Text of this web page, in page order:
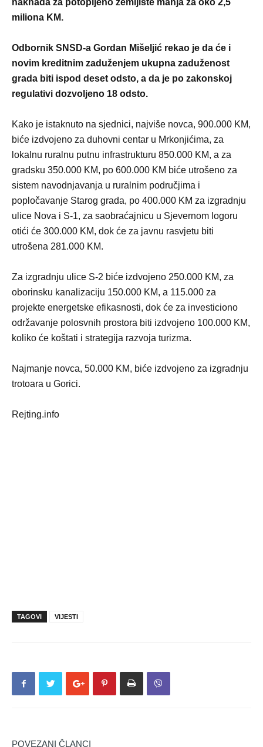
naknada za potopljeno zemljište manja za oko 2,5
miliona KM.
Odbornik SNSD-a Gordan Mišeljić rekao je da će i
novim kreditnim zaduženjem ukupna zaduženost
grada biti ispod deset odsto, a da je po zakonskoj
regulativi dozvoljeno 18 odsto.
Kako je istaknuto na sjednici, najviše novca, 900.000 KM,
biće izdvojeno za duhovni centar u Mrkonjićima, za
lokalnu ruralnu putnu infrastrukturu 850.000 KM, a za
gradsku 350.000 KM, po 600.000 KM biće utrošeno za
sistem navodnjavanja u ruralnim područjima i
popločavanje Starog grada, po 400.000 KM za izgradnju
ulice Nova i S-1, za saobraćajnicu u Sjevernom logoru
otići će 300.000 KM, dok će za javnu rasvjetu biti
utrošena 281.000 KM.
Za izgradnju ulice S-2 biće izdvojeno 250.000 KM, za
oborinsku kanalizaciju 150.000 KM, a 115.000 za
projekte energetske efikasnosti, dok će za investiciono
održavanje polosvnih prostora biti izdvojeno 100.000 KM,
koliko će koštati i strategija razvoja turizma.
Najmanje novca, 50.000 KM, biće izdvojeno za izgradnju
trotoara u Gorici.
Rejting.info
TAGOVI VIJESTI
POVEZANI ČLANCI